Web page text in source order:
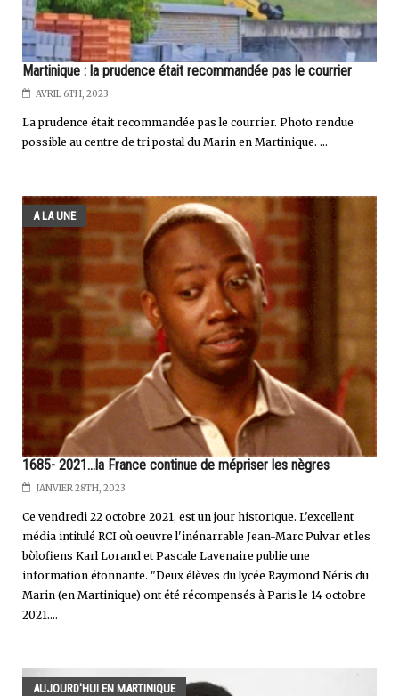
Martinique : la prudence était recommandée pas le courrier
AVRIL 6TH, 2023
La prudence était recommandée pas le courrier. Photo rendue
possible au centre de tri postal du Marin en Martinique. ...
A LA UNE
1685- 2021...la France continue de mépriser les nègres
JANVIER 28TH, 2023
Ce vendredi 22 octobre 2021, est un jour historique. L'excellent
média intitulé RCI où oeuvre l'inénarrable Jean-Marc Pulvar et les
bòlofiens Karl Lorand et Pascale Lavenaire publie une
information étonnante. "Deux élèves du lycée Raymond Néris du
Marin (en Martinique) ont été récompensés à Paris le 14 octobre
2021....
AUJOURD'HUI EN MARTINIQUE